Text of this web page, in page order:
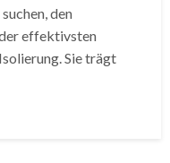
den
effektivsten
Sie trägt